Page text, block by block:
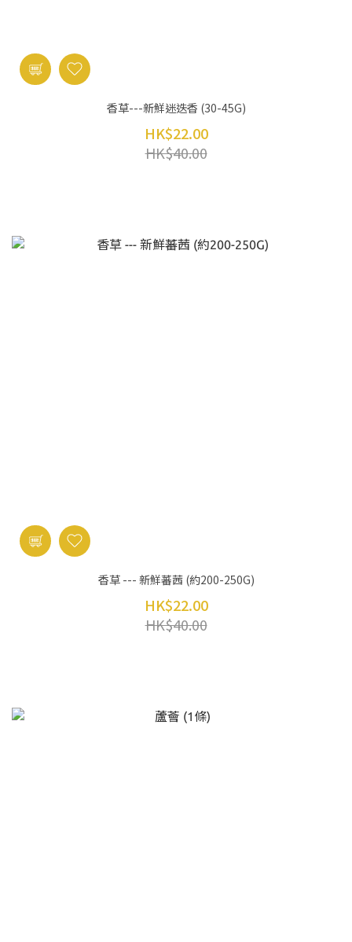
香草---新鮮迷迭香 (30-45G)
HK$22.00
HK$40.00
香草 --- 新鮮蕃茜 (約200-250G)
HK$22.00
HK$40.00